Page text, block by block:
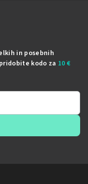
in posebnih
kodo za 10 €